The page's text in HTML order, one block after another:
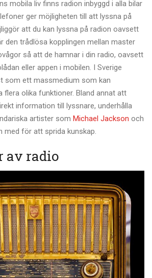
mobila liv finns radion inbyggd i alla bilar
ger möjligheten till att lyssna på
att du kan lyssna på radion oavsett
den trådlösa kopplingen mellan master
så att de hamnar i din radio, oavsett
eller appen i mobilen. I Sverige
som ett massmedium som kan
flera olika funktioner. Bland annat att
information till lyssnare, underhålla
artister som Michael Jackson och
med för att sprida kunskap.
av radio